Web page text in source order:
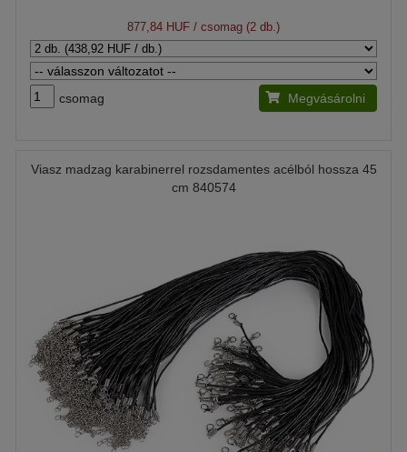
877,84 HUF / csomag (2 db.)
csomag Megvásárolni
Viasz madzag karabinerrel rozsdamentes acélból hossza 45
cm 840574